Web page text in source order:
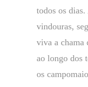
todos os dias.
vindouras,
viva a chama
ao longo dos
os